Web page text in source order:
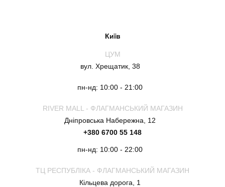
Київ
ЦУМ
вул. Хрещатик, 38
пн-нд: 10:00 - 21:00
RIVER MALL - ФЛАГМАНСЬКИЙ МАГАЗИН
Дніпровська Набережна, 12
+380 6700 55 148
пн-нд: 10:00 - 22:00
ТЦ РЕСПУБЛІКА - ФЛАГМАНСЬКИЙ МАГАЗИН
Кільцева дорога, 1